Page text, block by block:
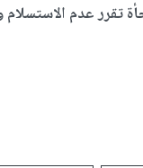
تقرر عدم